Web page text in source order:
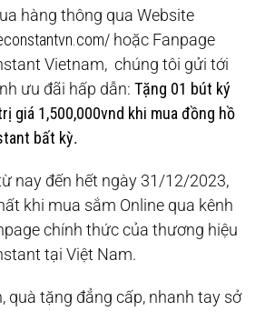
hàng thông qua Website
hoặc Fanpage
Vietnam, chúng tôi gửi tới
ưu đãi hấp dẫn: Tặng 01 bút ký
giá 1,500,000vnd khi mua đồng hồ
bất kỳ.
nay đến hết ngày 31/12/2023,
khi mua sắm Online qua kênh
chính thức của thương hiệu
tại Việt Nam.
quà tặng đẳng cấp, nhanh tay sở